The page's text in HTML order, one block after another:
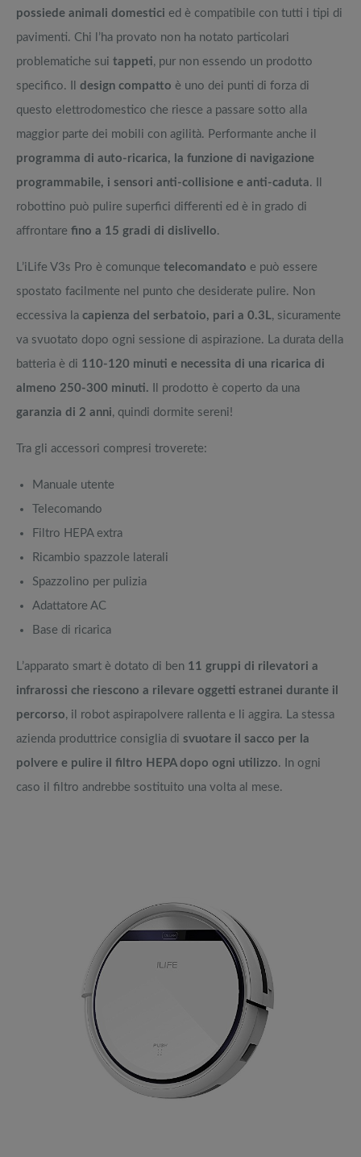
possiede animali domestici ed è compatibile con tutti i tipi di
pavimenti. Chi l’ha provato non ha notato particolari
problematiche sui tappeti, pur non essendo un prodotto
specifico. Il design compatto è uno dei punti di forza di
questo elettrodomestico che riesce a passare sotto alla
maggior parte dei mobili con agilità. Performante anche il
programma di auto-ricarica, la funzione di navigazione
programmabile, i sensori anti-collisione e anti-caduta. Il
robottino può pulire superfici differenti ed è in grado di
affrontare fino a 15 gradi di dislivello.
L’iLife V3s Pro è comunque telecomandato e può essere
spostato facilmente nel punto che desiderate pulire. Non
eccessiva la capienza del serbatoio, pari a 0.3L, sicuramente
va svuotato dopo ogni sessione di aspirazione. La durata della
batteria è di 110-120 minuti e necessita di una ricarica di
almeno 250-300 minuti. Il prodotto è coperto da una
garanzia di 2 anni, quindi dormite sereni!
Tra gli accessori compresi troverete:
Manuale utente
Telecomando
Filtro HEPA extra
Ricambio spazzole laterali
Spazzolino per pulizia
Adattatore AC
Base di ricarica
L’apparato smart è dotato di ben 11 gruppi di rilevatori a
infrarossi che riescono a rilevare oggetti estranei durante il
percorso, il robot aspirapolvere rallenta e li aggira. La stessa
azienda produttrice consiglia di svuotare il sacco per la
polvere e pulire il filtro HEPA dopo ogni utilizzo. In ogni
caso il filtro andrebbe sostituito una volta al mese.